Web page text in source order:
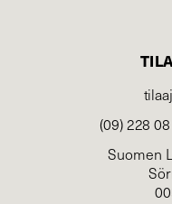
(09) 228
Suomen